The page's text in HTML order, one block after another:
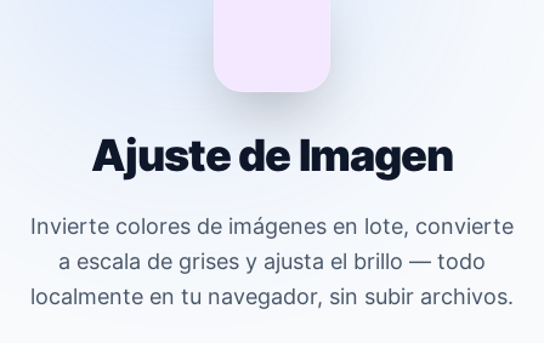
Ajuste de Imagen
Invierte colores de imágenes en lote, convierte
a escala de grises y ajusta el brillo — todo
localmente en tu navegador, sin subir archivos.